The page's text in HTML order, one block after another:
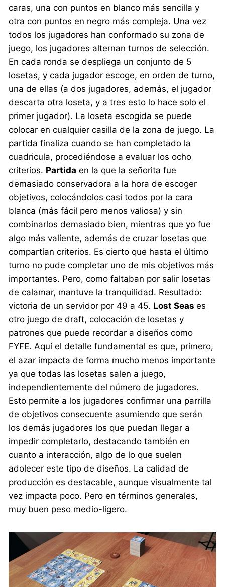
caras, una con puntos en blanco más sencilla y
otra con puntos en negro más compleja. Una vez
todos los jugadores han conformado su zona de
juego, los jugadores alternan turnos de selección.
En cada ronda se despliega un conjunto de 5
losetas, y cada jugador escoge, en orden de turno,
una de ellas (a dos jugadores, además, el jugador
descarta otra loseta, y a tres esto lo hace solo el
primer jugador). La loseta escogida se puede
colocar en cualquier casilla de la zona de juego. La
partida finaliza cuando se han completado la
cuadricula, procediéndose a evaluar los ocho
criterios. Partida en la que la señorita fue
demasiado conservadora a la hora de escoger
objetivos, colocándolos casi todos por la cara
blanca (más fácil pero menos valiosa) y sin
combinarlos demasiado bien, mientras que yo fue
algo más valiente, además de cruzar losetas que
compartían criterios. Es cierto que hasta el último
turno no pude completar uno de mis objetivos más
importantes. Pero, como faltaban por salir losetas
de calamar, mantuve la tranquilidad. Resultado:
victoria de un servidor por 49 a 45. Lost Seases
otro juego de draft, colocación de losetas y
patrones que puede recordar a diseños como
FYFE. Aquí el detalle fundamental es que, primero,
el azar impacta de forma mucho menos importante
ya que todas las losetas salen a juego,
independientemente del número de jugadores.
Esto permite a los jugadores confirmar una parrilla
de objetivos consecuente asumiendo que serán
los demás jugadores los que puedan llegar a
impedir completarlo, destacando también en
cuanto a interacción, algo de lo que suelen
adolecer este tipo de diseños. La calidad de
producción es destacable, aunque visualmente tal
vez impacta poco. Pero en términos generales,
muy buen peso medio-ligero.